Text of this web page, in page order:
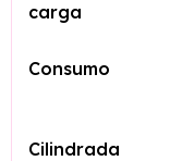
carga
Consumo
Cilindrada